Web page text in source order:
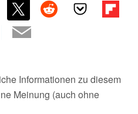
Informationen zu diesem
Meinung (auch ohne